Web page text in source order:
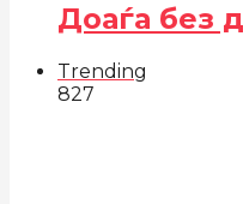
Доаѓа без
Trending
827